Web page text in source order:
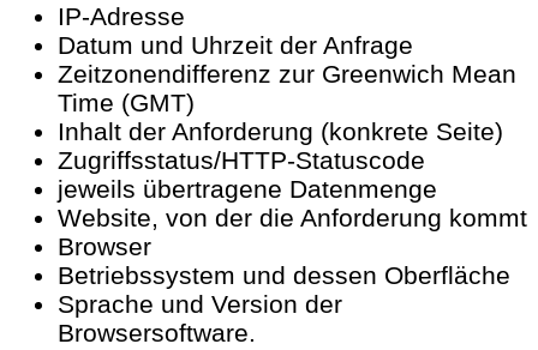
IP-Adresse
Datum und Uhrzeit der Anfrage
Zeitzonendifferenz zur Greenwich Mean
Time (GMT)
Inhalt der Anforderung (konkrete Seite)
Zugriffsstatus/HTTP-Statuscode
jeweils übertragene Datenmenge
Website, von der die Anforderung kommt
Browser
Betriebssystem und dessen Oberfläche
Sprache und Version der
Browsersoftware.